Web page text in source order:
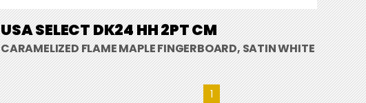
USA SELECT DK24 HH 2PT CM
CARAMELIZED FLAME MAPLE FINGERBOARD, SATIN WHITE
1